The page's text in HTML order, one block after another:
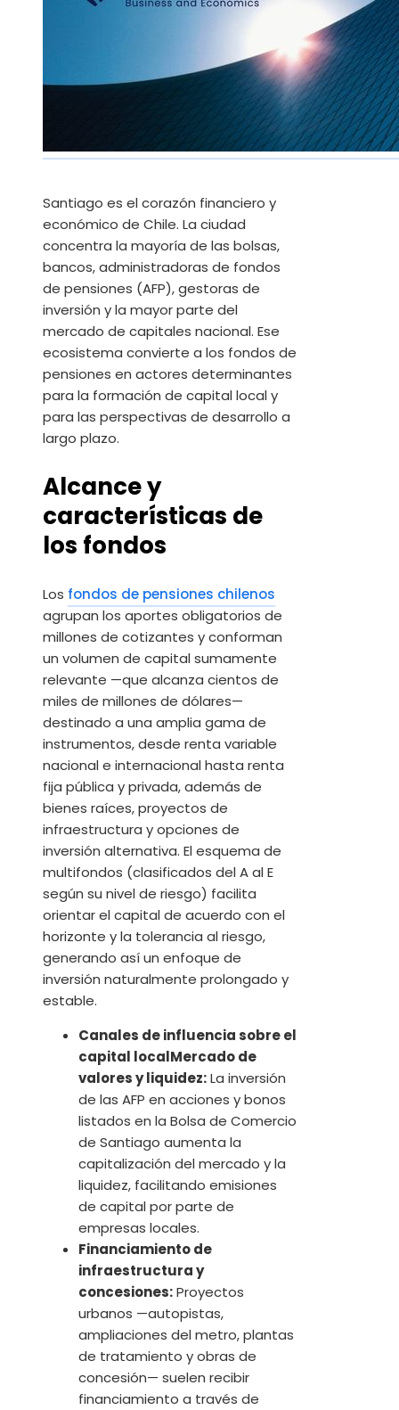
Santiago es el corazón financiero y
económico de Chile. La ciudad
concentra la mayoría de las bolsas,
bancos, administradoras de fondos
de pensiones (AFP), gestoras de
inversión y la mayor parte del
mercado de capitales nacional. Ese
ecosistema convierte a los fondos de
pensiones en actores determinantes
para la formación de capital local y
para las perspectivas de desarrollo a
largo plazo.
Alcance y
características de
los fondos
Los fondos de pensiones chilenos
agrupan los aportes obligatorios de
millones de cotizantes y conforman
un volumen de capital sumamente
relevante —que alcanza cientos de
miles de millones de dólares—
destinado a una amplia gama de
instrumentos, desde renta variable
nacional e internacional hasta renta
fija pública y privada, además de
bienes raíces, proyectos de
infraestructura y opciones de
inversión alternativa. El esquema de
multifondos (clasificados del A al E
según su nivel de riesgo) facilita
orientar el capital de acuerdo con el
horizonte y la tolerancia al riesgo,
generando así un enfoque de
inversión naturalmente prolongado y
estable.
Canales de influencia sobre el
capital localMercado de
valores y liquidez:La inversión
de las AFP en acciones y bonos
listados en la Bolsa de Comercio
de Santiago aumenta la
capitalización del mercado y la
liquidez, facilitando emisiones
de capital por parte de
empresas locales.
Financiamiento de
infraestructura y
concesiones:Proyectos
urbanos —autopistas,
ampliaciones del metro, plantas
de tratamiento y obras de
concesión— suelen recibir
financiamiento a través de